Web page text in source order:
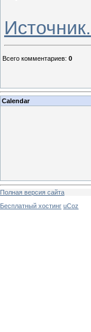
Источник.
Всего комментариев: 0
Calendar
Полная версия сайта
Бесплатный хостинг uCoz